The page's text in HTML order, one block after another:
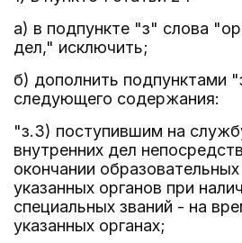
а) в подпункте "з" слова
дел," исключить;
б) дополнить подпунктами
следующего содержания:
"з.3) поступившим на
внутренних дел
окончании
указанных органов при
специальных званий - на
указанных органах;